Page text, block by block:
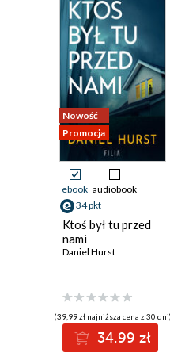
Nowość
Promocja
ebook audiobook
34 pkt
Ktoś był tu przed
nami
Daniel Hurst
(39,99 zł najniższa cena z 30 dni)
34.99 zł